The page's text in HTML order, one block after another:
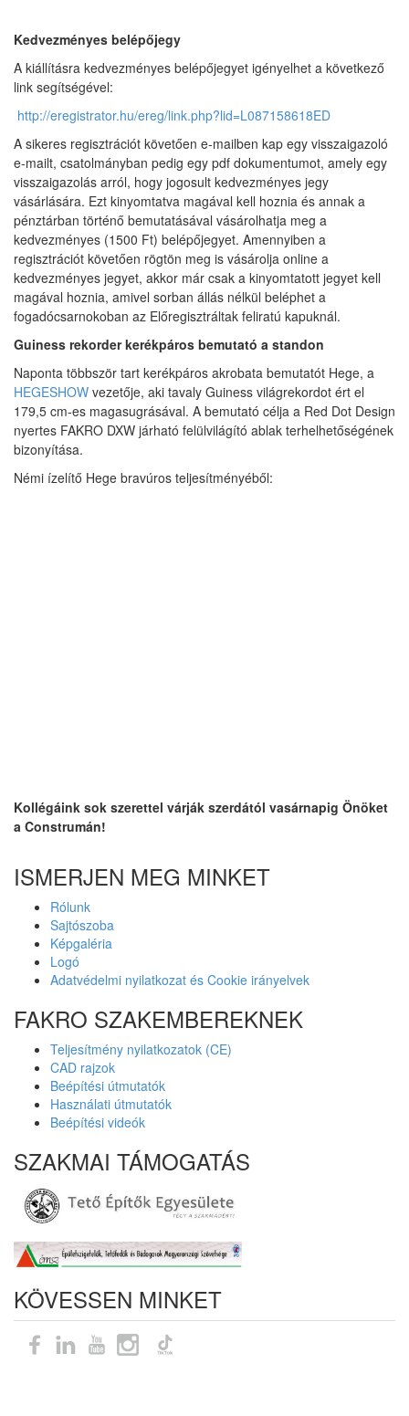
Kedvezményes belépőjegy
A kiállításra kedvezményes belépőjegyet igényelhet a következő
link segítségével:
http://eregistrator.hu/ereg/link.php?lid=L087158618ED
A sikeres regisztrációt követően e-mailben kap egy visszaigazoló
e-mailt, csatolmányban pedig egy pdf dokumentumot, amely egy
visszaigazolás arról, hogy jogosult kedvezményes jegy
vásárlására. Ezt kinyomtatva magával kell hoznia és annak a
pénztárban történő bemutatásával vásárolhatja meg a
kedvezményes (1500 Ft) belépőjegyet. Amennyiben a
regisztrációt követően rögtön meg is vásárolja online a
kedvezményes jegyet, akkor már csak a kinyomtatott jegyet kell
magával hoznia, amivel sorban állás nélkül beléphet a
fogadócsarnokoban az Előregisztráltak feliratú kapuknál.
Guiness rekorder kerékpáros bemutató a standon
Naponta többször tart kerékpáros akrobata bemutatót Hege, a
HEGESHOW vezetője, aki tavaly Guiness világrekordot ért el
179,5 cm-es magasugrásával. A bemutató célja a Red Dot Design
nyertes FAKRO DXW járható felülvilágító ablak terhelhetőségének
bizonyítása.
Némi ízelítő Hege bravúros teljesítményéből:
Kollégáink sok szerettel várják szerdától vasárnapig Önöket
a Construmán!
ISMERJEN MEG MINKET
Rólunk
Sajtószoba
Képgaléria
Logó
Adatvédelmi nyilatkozat és Cookie irányelvek
FAKRO SZAKEMBEREKNEK
Teljesítmény nyilatkozatok (CE)
CAD rajzok
Beépítési útmutatók
Használati útmutatók
Beépítési videók
SZAKMAI TÁMOGATÁS
KÖVESSEN MINKET